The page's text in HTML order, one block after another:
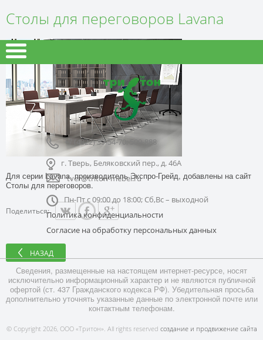
Столы для переговоров Lavana
Для серии Lavana, производитель Экспро-Грейд, добавлены на сайт
Столы для переговоров.
Поделиться:
НАЗАД
+7 (4822) 39-54-70; 509-888
г. Тверь, Беляковский пер., д. 46А
tver@triton-mebel.ru
Пн-Пт с 09:00 до 18:00; Сб,Вс – выходной
Политика конфиденциальности
Согласие на обработку персональных данных
Сведения, размещенные на настоящем интернет-ресурсе, носят
исключительно информационный характер и не являются публичной
офертой (ст. 437 Гражданского кодекса РФ). Убедительная просьба
дополнительно уточнять указанные данные по электронной почте или
контактным телефонам.
© Copyright 2026, ООО «Тритон». All rights reserved создание и продвижение сайта